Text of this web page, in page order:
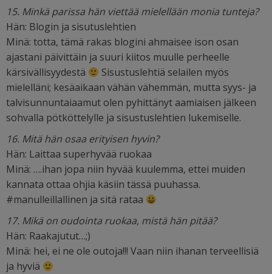
15. Minkä parissa hän viettää mielellään monia tunteja?
Hän: Blogin ja sisutuslehtien
Minä: totta, tämä rakas blogini ahmaisee ison osan
ajastani päivittäin ja suuri kiitos muulle perheelle
kärsivällisyydestä
Sisustuslehtiä selailen myös
mielelläni; kesäaikaan vähän vähemmän, mutta syys- ja
talvisunnuntaiaamut olen pyhittänyt aamiaisen jälkeen
sohvalla pötköttelylle ja sisustuslehtien lukemiselle.
16. Mitä hän osaa erityisen hyvin?
Hän: Laittaa superhyvää ruokaa
Minä: ….ihan jopa niin hyvää kuulemma, ettei muiden
kannata ottaa ohjia käsiin tässä puuhassa.
#manulleillallinen ja sitä rataa
17. Mikä on oudointa ruokaa, mistä hän pitää?
Hän: Raakajutut…;)
Minä: hei, ei ne ole outoja!!! Vaan niin ihanan terveellisiä
ja hyviä